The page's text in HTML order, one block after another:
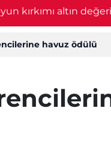
kırkımı altın
havuz ödülü